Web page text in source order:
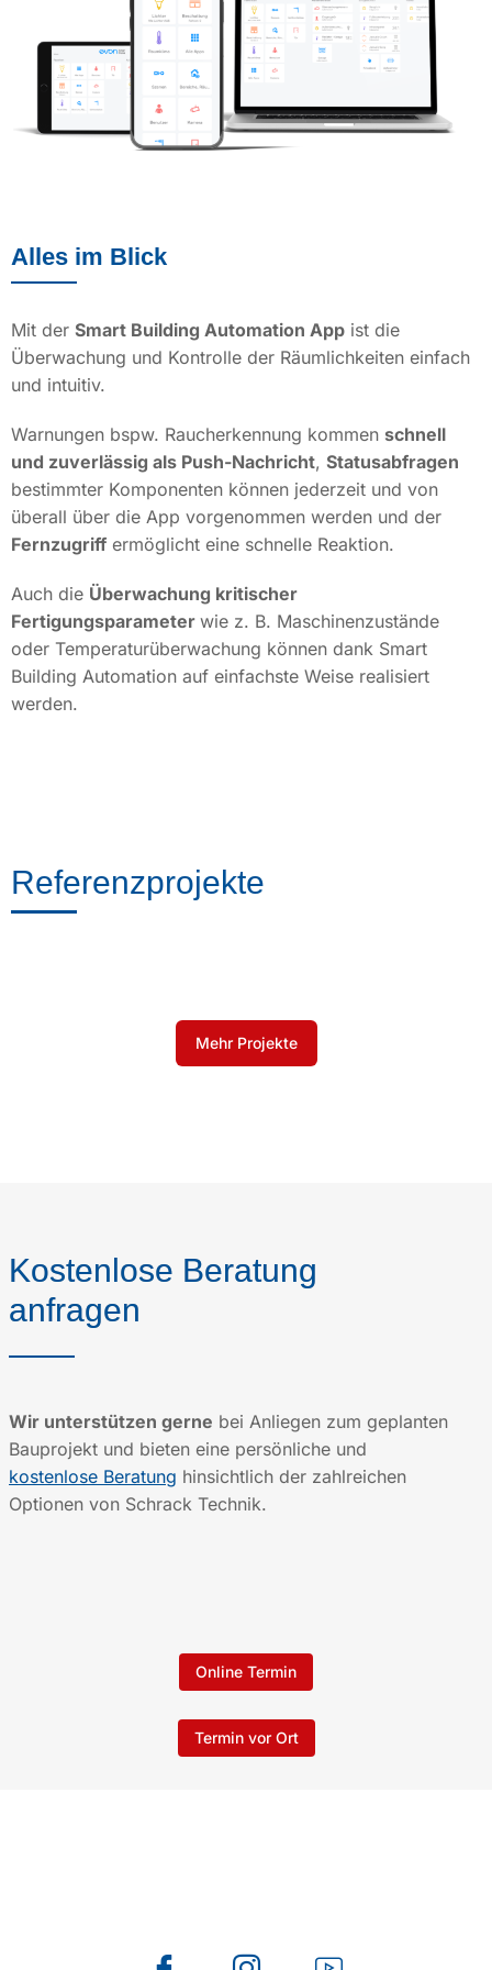
Alles im Blick
Mit der Smart Building Automation App ist die
Überwachung und Kontrolle der Räumlichkeiten einfach
und intuitiv.
Warnungen bspw. Raucherkennung kommen schnell
und zuverlässig als Push-Nachricht, Statusabfragen
bestimmter Komponenten können jederzeit und von
überall über die App vorgenommen werden und der
Fernzugriff ermöglicht eine schnelle Reaktion.
Auch die Überwachung kritischer
Fertigungsparameter wie z. B. Maschinenzustände
oder Temperaturüberwachung können dank Smart
Building Automation auf einfachste Weise realisiert
werden.
Referenzprojekte
Mehr Projekte
Kostenlose Beratung
anfragen
Wir unterstützen gerne bei Anliegen zum geplanten
Bauprojekt und bieten eine persönliche und
kostenlose Beratung hinsichtlich der zahlreichen
Optionen von Schrack Technik.
Online Termin
Termin vor Ort